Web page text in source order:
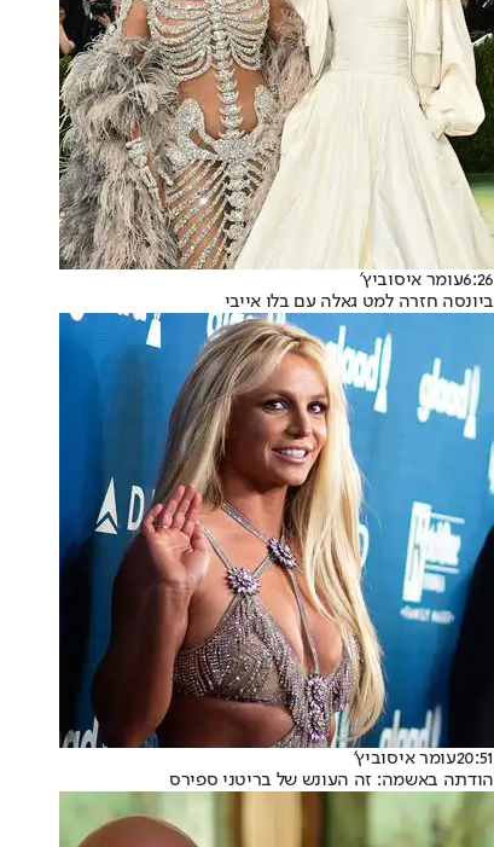
6:26עומר איסוביץ'
ביונסה חזרה למט גאלה עם בלו אייבי
20:51עומר איסוביץ'
הודתה באשמה: זה העונש של בריטני ספירס